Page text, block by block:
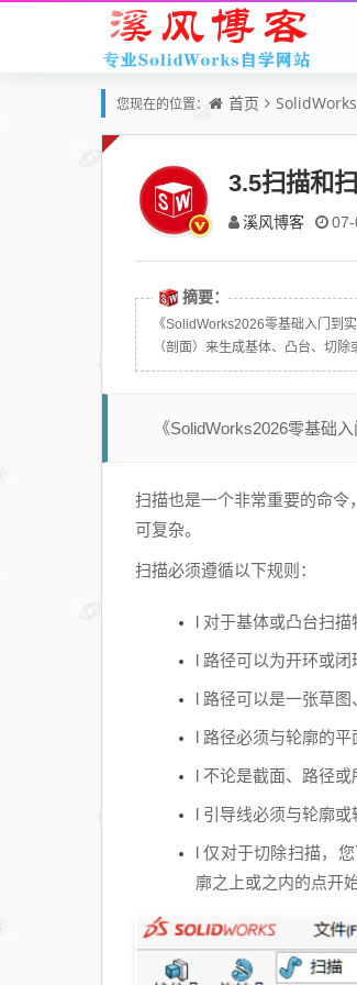
您现在的位置： 首页
3.5扫描和
溪风博客 07-
摘要：
《SolidWorks2026零基础入门到
（剖面）来生成基体、凸台、切
《SolidWorks2026零基础
扫描也是一个非常重要的命
可复杂。
扫描必须遵循以下规则：
l 对于基体或凸台扫
l 路径可以为开环或闭
l 路径可以是一张草图
l 路径必须与轮廓的平
l 不论是截面、路径或
l 引导线必须与轮廓或
l 仅对于切除扫描，
廓之上或之内的点开始